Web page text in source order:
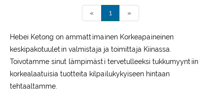
« 1 »
Hebei Ketong on ammattimainen Korkeapaineinen
keskipakotuuletin valmistaja ja toimittaja Kiinassa.
Toivotamme sinut lämpimästi tervetulleeksi tukkumyyntiin
korkealaatuisia tuotteita kilpailukykyiseen hintaan
tehtaaltamme.